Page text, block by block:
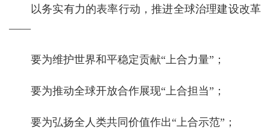
以务实有力的表率行动，推进全球治理建设改革
——
要为维护世界和平稳定贡献“上合力量”；
要为推动全球开放合作展现“上合担当”；
要为弘扬全人类共同价值作出“上合示范”；